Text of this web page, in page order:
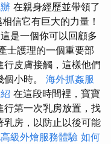
在親身經歷並帶領了
信它有巨大的力量！
這是一個你可以回顧多
士護理的一個重要部
皮膚接觸，這樣他們
小時。 海外抓姦服
在這段時間裡，寶寶
行第一次乳房放置，找
乳房，以防止以後可能
級外燴服務體驗 如何